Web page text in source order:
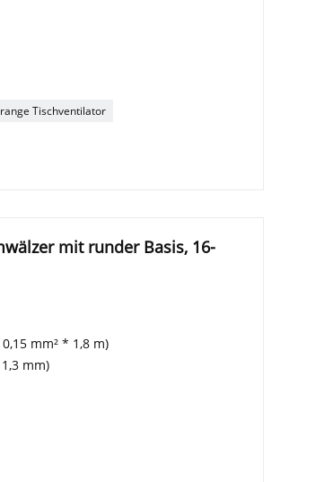
Tischventilator
mit runder Basis, 16-
mm² * 1,8 m)
mm)